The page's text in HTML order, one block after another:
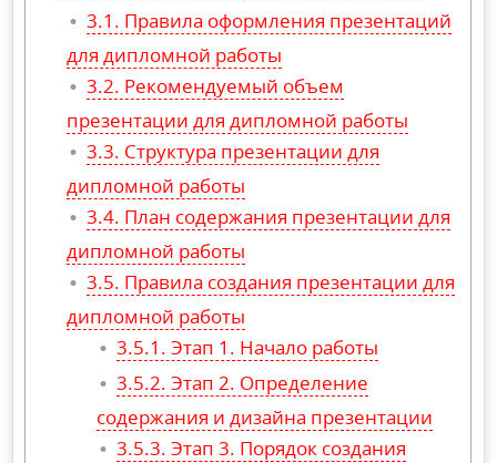
Правила оформления презентаций
для дипломной работы
Рекомендуемый объем
презентации для дипломной работы
Структура презентации для
дипломной работы
План содержания презентации для
дипломной работы
Правила создания презентации для
дипломной работы
Этап 1. Начало работы
Этап 2. Определение
содержания и дизайна презентации
Этап 3. Порядок создания